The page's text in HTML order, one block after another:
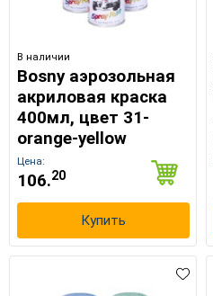
В наличии
Bosny аэрозольная
акриловая краска
400мл, цвет 31-
orange-yellow
Цена:
106.20
Купить